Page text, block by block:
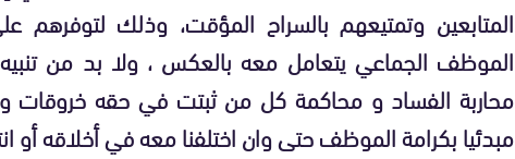
المتابعين وتمتيعهم بالسراح المؤقت، وذلك لتوفرهم
الموظف الجماعي يتعامل معه بالعكس ، ولا بد من تنبيه
محاربة الفساد و محاكمة كل من ثبتت في حقه خروقات
مبدئيا بكرامة الموظف حتى وان اختلفنا معه في أخلاقه أو